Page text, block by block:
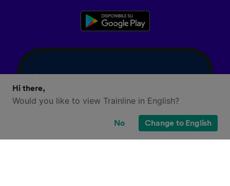
Hi there,
Would you like to view Trainline in English?
No Change to English